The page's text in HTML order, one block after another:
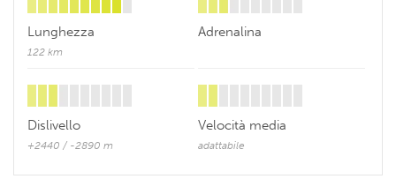
Lunghezza
122 km
Adrenalina
Dislivello
+2440 / -2890 m
Velocità media
adattabile